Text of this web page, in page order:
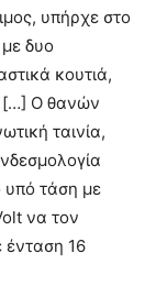
υπήρχε στο
δυο
κουτιά,
[…] Ο θανών
ταινία,
υπό τάση με
να τον
ένταση 16